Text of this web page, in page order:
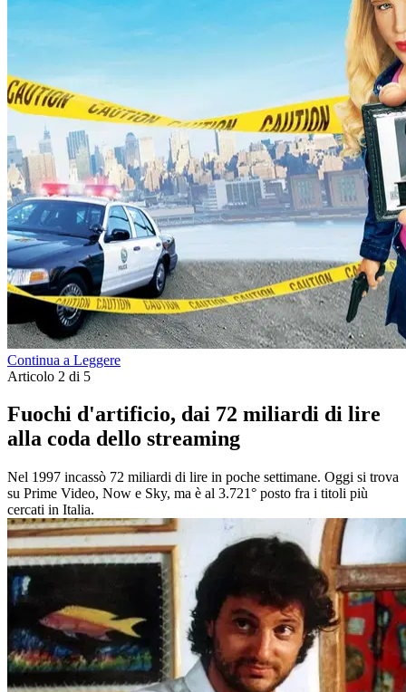
Continua a Leggere
Articolo 2 di 5
Fuochi d'artificio, dai 72 miliardi di lire
alla coda dello streaming
Nel 1997 incassò 72 miliardi di lire in poche settimane. Oggi si trova
su Prime Video, Now e Sky, ma è al 3.721° posto fra i titoli più
cercati in Italia.